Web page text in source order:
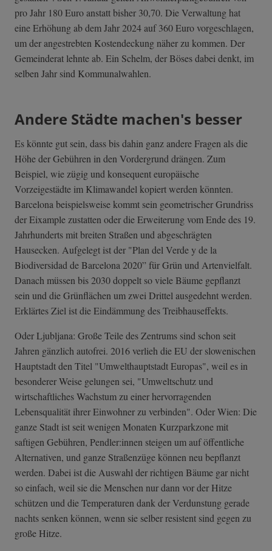
pro Jahr 180 Euro anstatt bisher 30,70. Die Verwaltung hat
eine Erhöhung ab dem Jahr 2024 auf 360 Euro vorgeschlagen,
um der angestrebten Kostendeckung näher zu kommen. Der
Gemeinderat lehnte ab. Ein Schelm, der Böses dabei denkt, im
selben Jahr sind Kommunalwahlen.
Andere Städte machen's besser
Es könnte gut sein, dass bis dahin ganz andere Fragen als die
Höhe der Gebühren in den Vordergrund drängen. Zum
Beispiel, wie zügig und konsequent europäische
Vorzeigestädte im Klimawandel kopiert werden könnten.
Barcelona beispielsweise kommt sein geometrischer Grundriss
der Eixample zustatten oder die Erweiterung vom Ende des 19.
Jahrhunderts mit breiten Straßen und abgeschrägten
Hausecken. Aufgelegt ist der "Plan del Verde y de la
Biodiversidad de Barcelona 2020” für Grün und Artenvielfalt.
Danach müssen bis 2030 doppelt so viele Bäume gepflanzt
sein und die Grünflächen um zwei Drittel ausgedehnt werden.
Erklärtes Ziel ist die Eindämmung des Treibhauseffekts.
Oder Ljubljana: Große Teile des Zentrums sind schon seit
Jahren gänzlich autofrei. 2016 verlieh die EU der slowenischen
Hauptstadt den Titel "Umwelthauptstadt Europas", weil es in
besonderer Weise gelungen sei, "Umweltschutz und
wirtschaftliches Wachstum zu einer hervorragenden
Lebensqualität ihrer Einwohner zu verbinden". Oder Wien: Die
ganze Stadt ist seit wenigen Monaten Kurzparkzone mit
saftigen Gebühren, Pendler:innen steigen um auf öffentliche
Alternativen, und ganze Straßenzüge können neu bepflanzt
werden. Dabei ist die Auswahl der richtigen Bäume gar nicht
so einfach, weil sie die Menschen nur dann vor der Hitze
schützen und die Temperaturen dank der Verdunstung gerade
nachts senken können, wenn sie selber resistent sind gegen zu
große Hitze.